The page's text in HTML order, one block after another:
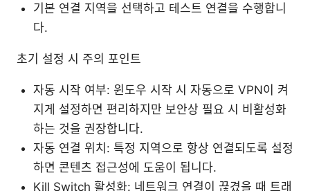
기본 연결 지역을 선택하고 테스트 연결을 수행합니
다.
초기 설정 시 주의 포인트
자동 시작 여부: 윈도우 시작 시 자동으로 VPN이 켜
지게 설정하면 편리하지만 보안상 필요 시 비활성화
하는 것을 권장합니다.
자동 연결 위치: 특정 지역으로 항상 연결되도록 설정
하면 콘텐츠 접근성에 도움이 됩니다.
Kill Switch 활성화: 네트워크 연결이 끊겼을 때 트래